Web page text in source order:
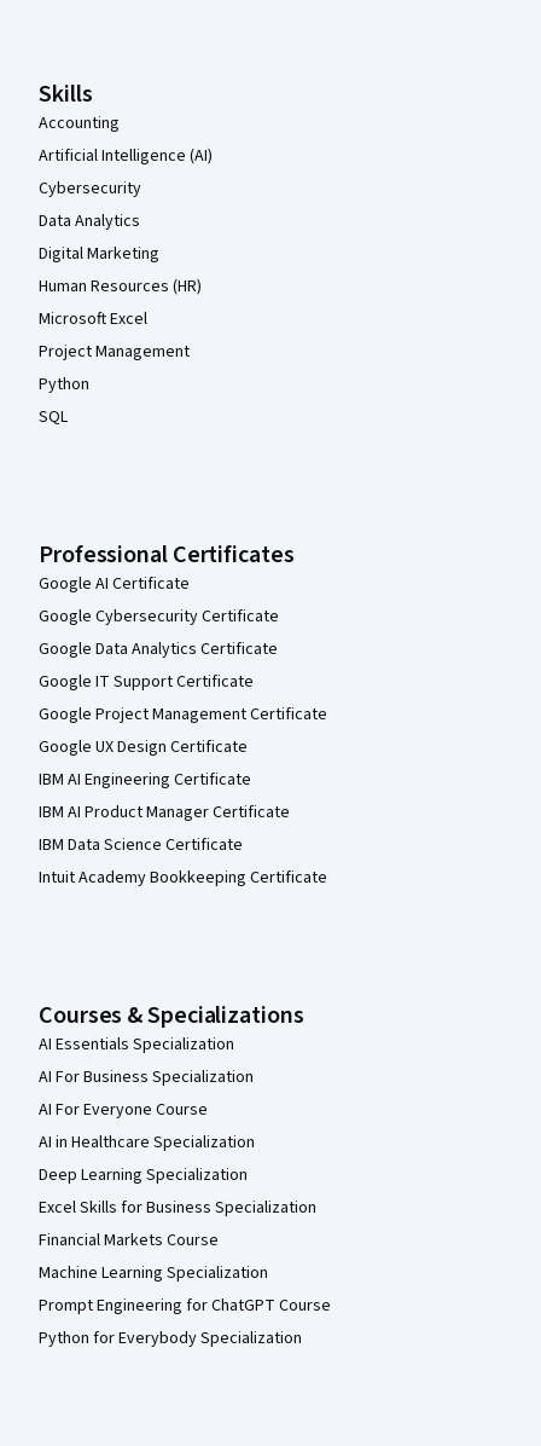
Skills
Accounting
Artificial Intelligence (AI)
Cybersecurity
Data Analytics
Digital Marketing
Human Resources (HR)
Microsoft Excel
Project Management
Python
SQL
Professional Certificates
Google AI Certificate
Google Cybersecurity Certificate
Google Data Analytics Certificate
Google IT Support Certificate
Google Project Management Certificate
Google UX Design Certificate
IBM AI Engineering Certificate
IBM AI Product Manager Certificate
IBM Data Science Certificate
Intuit Academy Bookkeeping Certificate
Courses & Specializations
AI Essentials Specialization
AI For Business Specialization
AI For Everyone Course
AI in Healthcare Specialization
Deep Learning Specialization
Excel Skills for Business Specialization
Financial Markets Course
Machine Learning Specialization
Prompt Engineering for ChatGPT Course
Python for Everybody Specialization